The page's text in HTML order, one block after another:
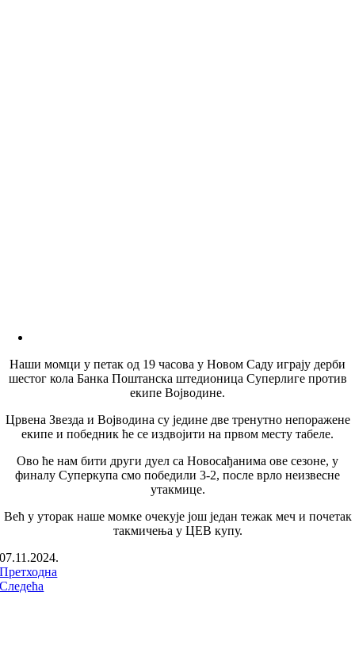
Наши момци у петак од 19 часова у Новом Саду играју дерби
шестог кола Банка Поштанска штедионица Суперлиге против
екипе Војводине.
Црвена Звезда и Војводина су једине две тренутно непоражене
екипе и победник ће се издвојити на првом месту табеле.
Ово ће нам бити други дуел са Новосађанима ове сезоне, у
финалу Суперкупа смо победили 3-2, после врло неизвесне
утакмице.
Већ у уторак наше момке очекује још један тежак меч и почетак
такмичења у ЦЕВ купу.
07.11.2024.
Претходна
Следећа